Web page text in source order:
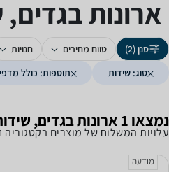
ארונות בגדים,
סנן (2) טווח מחירים
חנויות
סוג: שידות
תוספות: כולל
נמצאו 1 ארונות בגדים, שידות וכונניות
עלויות המשלוח של מוצרים
מודעה